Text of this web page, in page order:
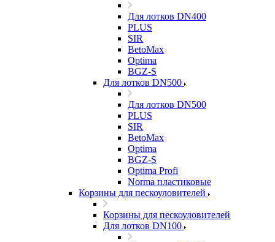
Для лотков DN400
PLUS
SIR
BetoMax
Optima
BGZ-S
Для лотков DN500
Для лотков DN500
PLUS
SIR
BetoMax
Optima
BGZ-S
Optima Profi
Norma пластиковые
Корзины для пескоуловителей
Корзины для пескоуловителей
Для лотков DN100